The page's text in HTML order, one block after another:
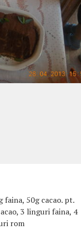
faina, 50g cacao. pt.
3 linguri faina, 4
rom